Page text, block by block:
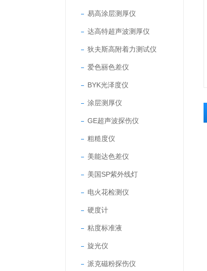
易高涂层测厚仪
达高特超声波测厚仪
狄夫斯高附着力测试仪
爱色丽色差仪
BYK光泽度仪
涂层测厚仪
GE超声波探伤仪
粗糙度仪
美能达色差仪
美国SP紫外线灯
电火花检测仪
硬度计
粘度标准液
旋光仪
派克磁粉探伤仪